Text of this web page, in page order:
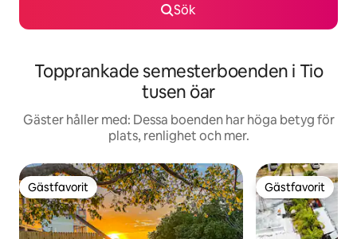
Sök
Topprankade semesterboenden i Tio
tusen öar
Gäster håller med: Dessa boenden har höga betyg för
plats, renlighet och mer.
Gästfavorit
Gästfavorit Gästfavorit
Gästfavorit